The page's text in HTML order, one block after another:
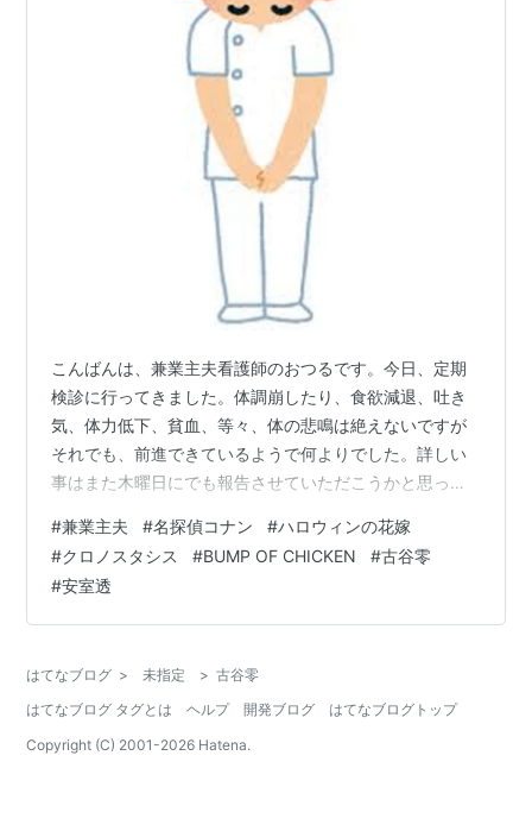
こんばんは、兼業主夫看護師のおつるです。今日、定期
検診に行ってきました。体調崩したり、食欲減退、吐き
気、体力低下、貧血、等々、体の悲鳴は絶えないですが
それでも、前進できているようで何よりでした。詳しい
事はまた木曜日にでも報告させていただこうかと思って
しました。夏バテなのか、寝不足のせいなのか、走るま
でのモチベーションがやたら低くて、とりあえず走れば
気持ちもノッテくるだろうと重い足を動かし、30分ほど
走ってようやくエンジンがかかりだしました。 仕事や勉
す。とりあえず何か簡単なことからやり始めると…
#兼業主夫 #名探偵コナン #ハロウィンの花嫁
#クロノスタシス #BUMP OF CHICKEN #古谷零
#安室透
はてなブログ > 未指定 > 古谷零
はてなブログ タグとは
ヘルプ 開発ブログ
はてなブログトップ
Copyright (C) 2001-2026 Hatena.